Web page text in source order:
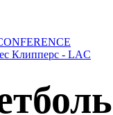
Клипперс - LAC